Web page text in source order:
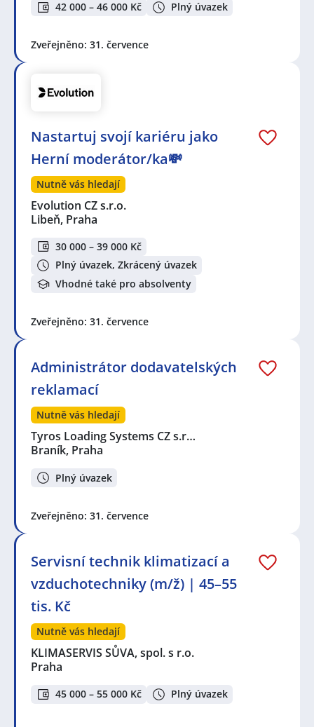
42 000 – 46 000 Kč Plný úvazek
Zveřejněno: 31. července
Nastartuj svojí kariéru jako
Herní moderátor/ka💸
Nutně vás hledají
Evolution CZ s.r.o.
Libeň, Praha
30 000 – 39 000 Kč
Plný úvazek, Zkrácený úvazek
Vhodné také pro absolventy
Zveřejněno: 31. července
Administrátor dodavatelských
reklamací
Nutně vás hledají
Tyros Loading Systems CZ s.r…
Braník, Praha
Plný úvazek
Zveřejněno: 31. července
Servisní technik klimatizací a
vzduchotechniky (m/ž) | 45–55
tis. Kč
Nutně vás hledají
KLIMASERVIS SŮVA, spol. s r.o.
Praha
45 000 – 55 000 Kč Plný úvazek